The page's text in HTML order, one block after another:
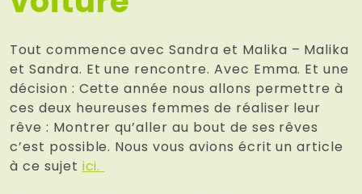
Tout commence avec Sandra et Malika – Malika
et Sandra. Et une rencontre. Avec Emma. Et une
décision : Cette année nous allons permettre à
ces deux heureuses femmes de réaliser leur
rêve : Montrer qu’aller au bout de ses rêves
c’est possible. Nous vous avions écrit un article
à ce sujet ici.